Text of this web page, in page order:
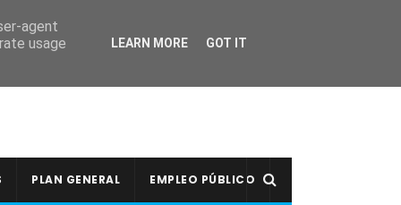
PLAN GENERAL EMPLEO PÚBLICO
agent
usage
LEARN MORE GOT IT